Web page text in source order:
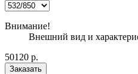
Внимание!
Внешний вид и
50120 р.
Заказать